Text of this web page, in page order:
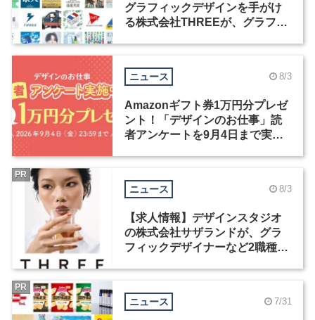
グラフィックデザインを手がけ
る株式会社THREEが、グラフィ
ニュース 8/3
Amazonギフト券1万円分プレゼ
ント！「デザインのお仕事」読
者アンケートを9月4日まで実施
ニュース 8/3
【求人情報】デザインスタジオ
の株式会社サザランドが、グラ
フィックデザイナーなど2職種を
PR
ニュース 7/31
PR